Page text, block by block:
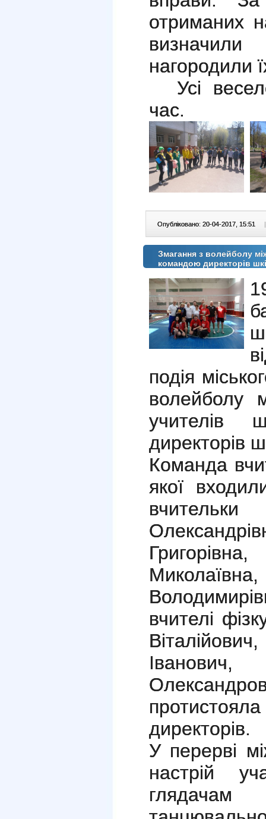
отриманих
нагородили
Усі
час.
Опубліковано: 20-04-2017, 15:51 |
Змагання з волейболу
командою директорів
подія
волейболу
учителів
директорів
Команда
якої
вчителі
директорів.
У перерві
настрій
глядачам